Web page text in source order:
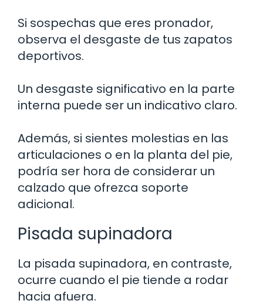
Si sospechas que eres pronador,
observa el desgaste de tus zapatos
deportivos.
Un desgaste significativo en la parte
interna puede ser un indicativo claro.
Además, si sientes molestias en las
articulaciones o en la planta del pie,
podría ser hora de considerar un
calzado que ofrezca soporte
adicional.
Pisada supinadora
La pisada supinadora, en contraste,
ocurre cuando el pie tiende a rodar
hacia afuera.